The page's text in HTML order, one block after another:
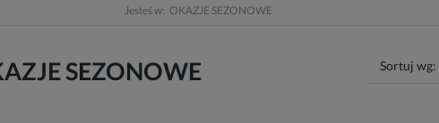
Jesteś w: OKAZJE SEZONOWE
SEZONOWE Sortuj wg: